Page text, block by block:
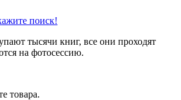
поиск!
тысячи книг, все они проходят
на фотосессию.
товара.